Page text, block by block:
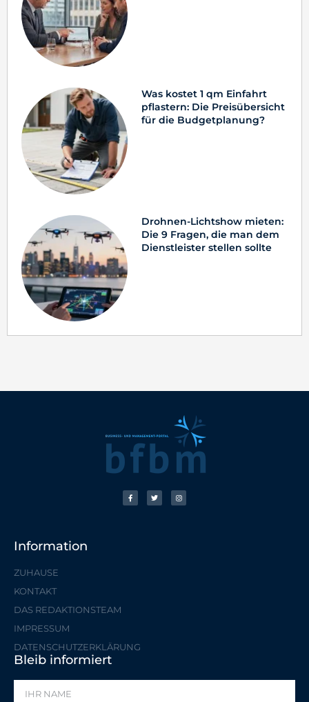
Was kostet 1 qm Einfahrt
pflastern: Die Preisübersicht
für die Budgetplanung?
Drohnen-Lichtshow mieten:
Die 9 Fragen, die man dem
Dienstleister stellen sollte
Information
ZUHAUSE
KONTAKT
DAS REDAKTIONSTEAM
IMPRESSUM
DATENSCHUTZERKLÄRUNG
Bleib informiert